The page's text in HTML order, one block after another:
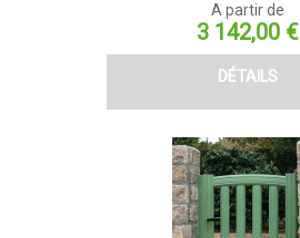
A partir de
Prix
3 142,00 €
DÉTAILS